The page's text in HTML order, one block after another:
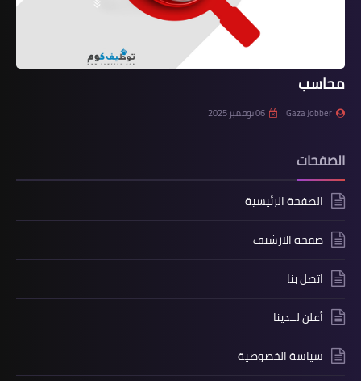
محاسب
Gaza Jobber 06 نوفمبر 2025
الصفحات
الصفحة الرئيسية
صفحة الارشيف
اتصل بنا
أعلن لــدينا
سياسة الخصوصية